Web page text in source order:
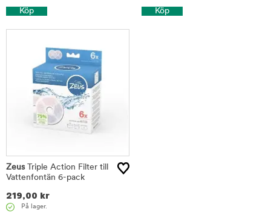
Köp Köp
Zeus Triple Action Filter till
Vattenfontän 6-pack
219,00 kr
På lager.